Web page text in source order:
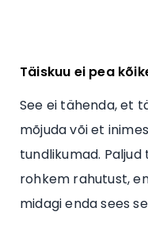
Täiskuu ei pea
See ei tähenda, et
mõjuda või et
tundlikumad.
rohkem rahutust,
midagi enda sees